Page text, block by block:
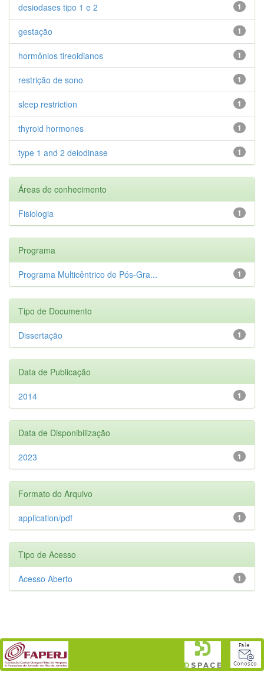
1
desiodases tipo 1 e 2
1
gestação
1
hormônios tireoidianos
1
restrição de sono
1
sleep restriction
1
thyroid hormones
1
type 1 and 2 deiodinase
Áreas de conhecimento
1
Fisiologia
Programa
1
Programa Multicêntrico de Pós-Gra...
Tipo de Documento
1
Dissertação
Data de Publicação
1
2014
Data de Disponibilização
1
2023
Formato do Arquivo
1
application/pdf
Tipo de Acesso
1
Acesso Aberto